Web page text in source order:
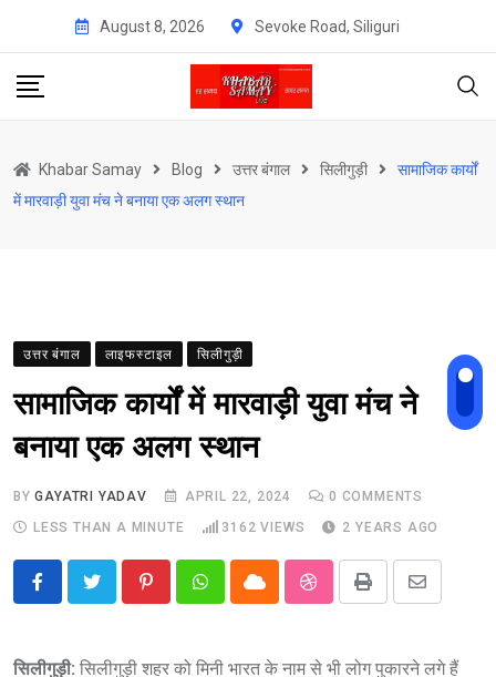
content
August 8, 2026 Sevoke Road, Siliguri
Khabar Samay Blog उत्तर बंगाल सिलीगुड़ी
सामाजिक कार्यों
में मारवाड़ी युवा मंच ने बनाया एक अलग स्थान
उत्तर बंगाल लाइफस्टाइल सिलीगुड़ी
सामाजिक कार्यों में मारवाड़ी युवा मंच ने
बनाया एक अलग स्थान
BYGAYATRI YADAV APRIL 22, 2024 0 COMMENTS
LESS THAN A MINUTE
3162 VIEWS 2 YEARS AGO
PinterestWhatsappCloud StumbleUpon
Print
Share
Email
सिलीगुड़ी: सिलीगुड़ी शहर को मिनी भारत के नाम से भी लोग पुकारने लगे हैं